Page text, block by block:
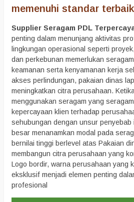
memenuhi standar terbaik
Supplier Seragam PDL
penting dalam menunjang aktivitas
lingkungan operasional seperti
dan perkebunan memerlukan
keamanan serta kenyamanan kerja
akses perlindungan, pakaian dinas
meningkatkan citra perusahaan.
menggunakan seragam yang
kepercayaan klien terhadap
sehubungan dengan unsur
besar menanamkan modal pada
bernilai tinggi berlevel atas Pakaian
membangun citra perusahaan yang
Logo bordir, warna perusahaan yang
eksklusif menjadi elemen penting
profesional